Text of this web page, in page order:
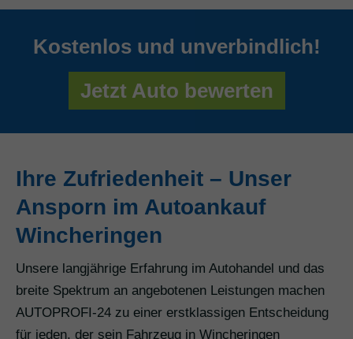
Kostenlos und unverbindlich!
Jetzt Auto bewerten
Ihre Zufriedenheit – Unser
Ansporn im Autoankauf
Wincheringen
Unsere langjährige Erfahrung im Autohandel und das
breite Spektrum an angebotenen Leistungen machen
AUTOPROFI-24 zu einer erstklassigen Entscheidung
für jeden, der sein Fahrzeug in Wincheringen